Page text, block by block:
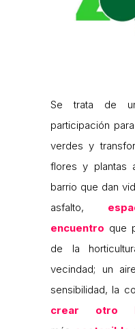
Se trata de
participación
verdes y
flores y plantas
barrio que dan
asfalto,
encuentro que
de la
vecindad; un
sensibilidad, la
crear otro